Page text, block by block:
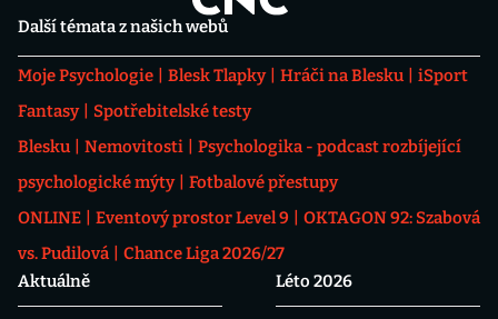
Další témata z našich webů
Moje Psychologie Blesk Tlapky Hráči na Blesku
iSport
Fantasy
Spotřebitelské testy
Blesku
Nemovitosti
Psychologika - podcast rozbíjející
psychologické mýty
Fotbalové přestupy
ONLINE
Eventový prostor Level 9
OKTAGON 92: Szabová
vs. Pudilová
Chance Liga 2026/27
Aktuálně
Léto 2026